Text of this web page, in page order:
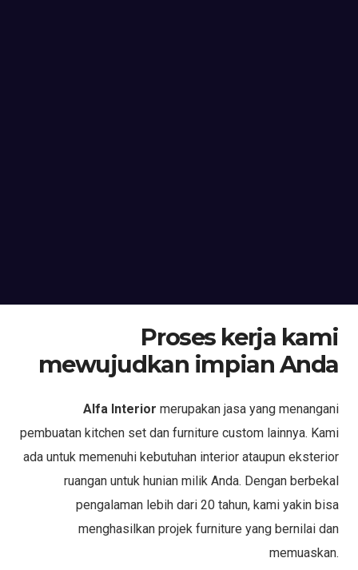
Proses kerja kami
mewujudkan impian Anda
Alfa Interior merupakan jasa yang menangani
pembuatan kitchen set dan furniture custom lainnya. Kami
ada untuk memenuhi kebutuhan interior ataupun eksterior
ruangan untuk hunian milik Anda. Dengan berbekal
pengalaman lebih dari 20 tahun, kami yakin bisa
menghasilkan projek furniture yang bernilai dan
memuaskan.